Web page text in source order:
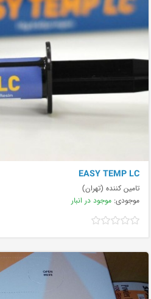
EASY TEMP LC
تامین کننده (تهران)
موجودی: موجود در انبار